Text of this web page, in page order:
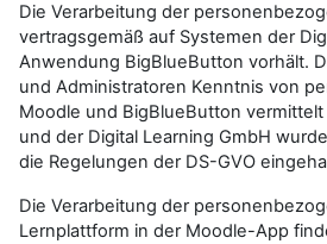
Die Verarbeitung der
vertragsgemäß auf Systemen der
Anwendung BigBlueButton vorhält.
und Administratoren Kenntnis von
Moodle und BigBlueButton
und der Digital Learning GmbH
die Regelungen der DS-GVO
Die Verarbeitung der
Lernplattform in der Moodle-App